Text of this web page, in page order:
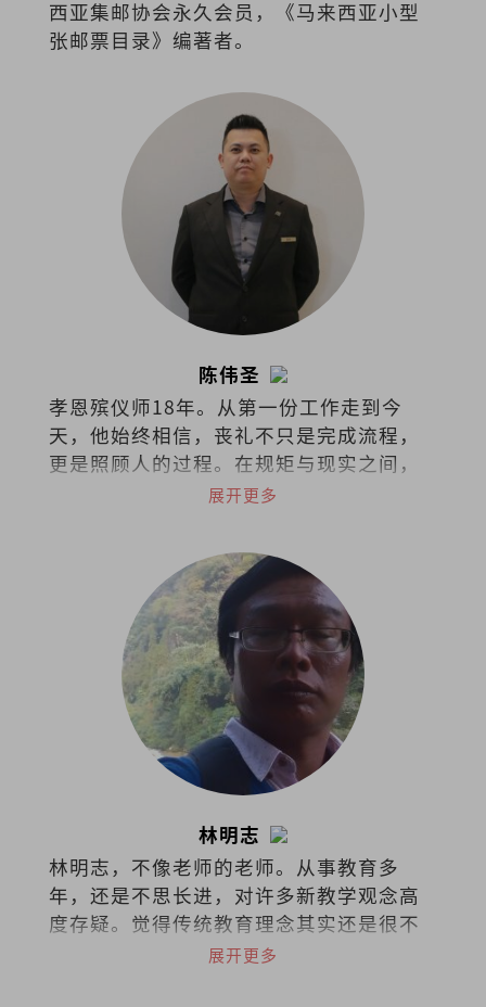
西亚集邮协会永久会员，《马来西亚小型
张邮票目录》编著者。
陈伟圣
孝恩殡仪师18年。从第一份工作走到今
天，他始终相信，丧礼不只是完成流程，
更是照顾人的过程。在规矩与现实之间，
他选择把同理留给活着的人。
展开更多
林明志
林明志，不像老师的老师。从事教育多
年，还是不思长进，对许多新教学观念高
度存疑。觉得传统教育理念其实还是很不
错，至少老师还是老师，学生还是学生。
展开更多